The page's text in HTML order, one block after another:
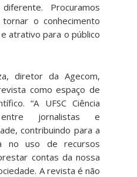
Procuramos
o conhecimento
atrativo para o público
diretor da Agecom,
como espaço de
“A UFSC Ciência
jornalistas e
contribuindo para a
no uso de recursos
contas da nossa
A revista é não